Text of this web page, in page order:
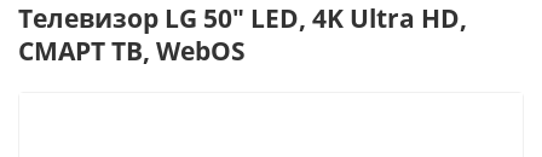
Телевизор LG 50" LED, 4K Ultra HD,
СМАРТ ТВ, WebOS